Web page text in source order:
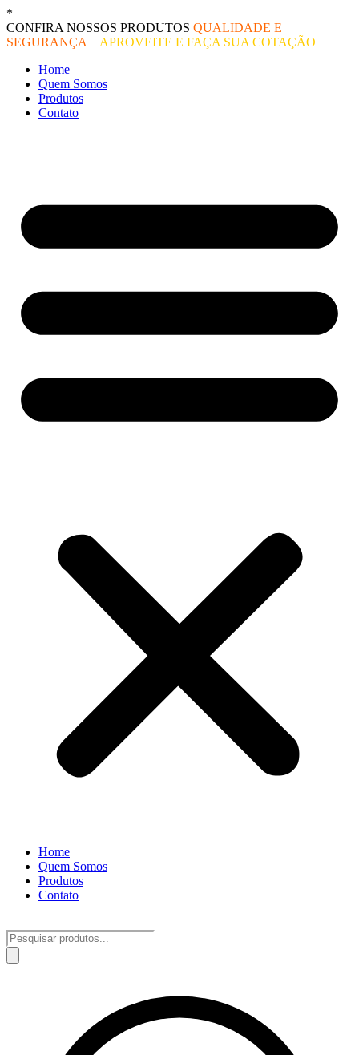
Ir
para
o
*
CONFIRA NOSSOS PRODUTOS QUALIDADE E
SEGURANÇA
APROVEITE E FAÇA SUA COTAÇÃO
Home
Quem Somos
Produtos
Contato
Home
Quem Somos
Produtos
Contato
Pesquisar
produtos